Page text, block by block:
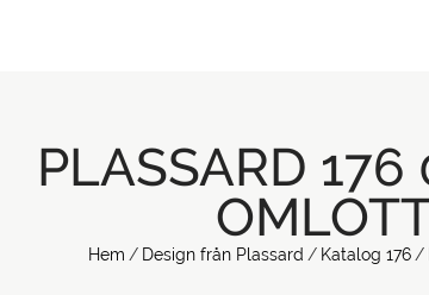
PLASSARD 176
Hem / Design från Plassard / Katalog 176 /